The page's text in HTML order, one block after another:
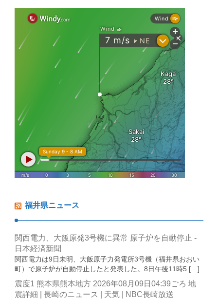
福井県ニュース
関西電力、大飯原発3号機に異常 原子炉を自動停止 -
日本経済新聞
関西電力は9日未明、大飯原子力発電所3号機（福井県おおい
町）で原子炉が自動停止したと発表した。8日午後11時5 […]
震度1 熊本県熊本地方 2026年08月09日04:39ごろ 地
震詳細 | 長崎のニュース | 天気 | NBC長崎放送